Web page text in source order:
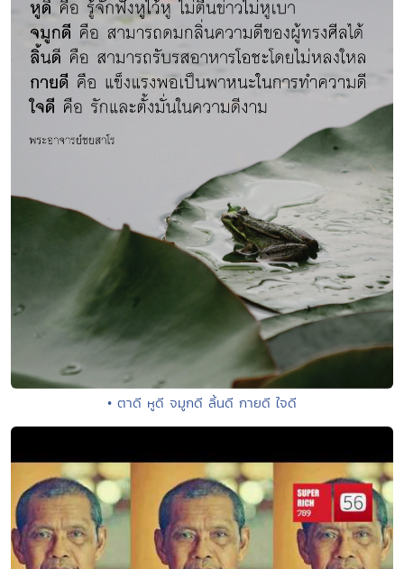
• ตาดี หูดี จมูกดี ลิ้นดี กายดี ใจดี